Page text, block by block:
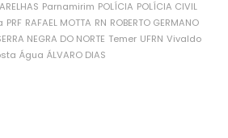
Parnamirim POLÍCIA POLÍCIA CIVIL
PRF RAFAEL MOTTA RN ROBERTO GERMANO
NEGRA DO NORTE Temer UFRN Vivaldo
Água ÁLVARO DIAS